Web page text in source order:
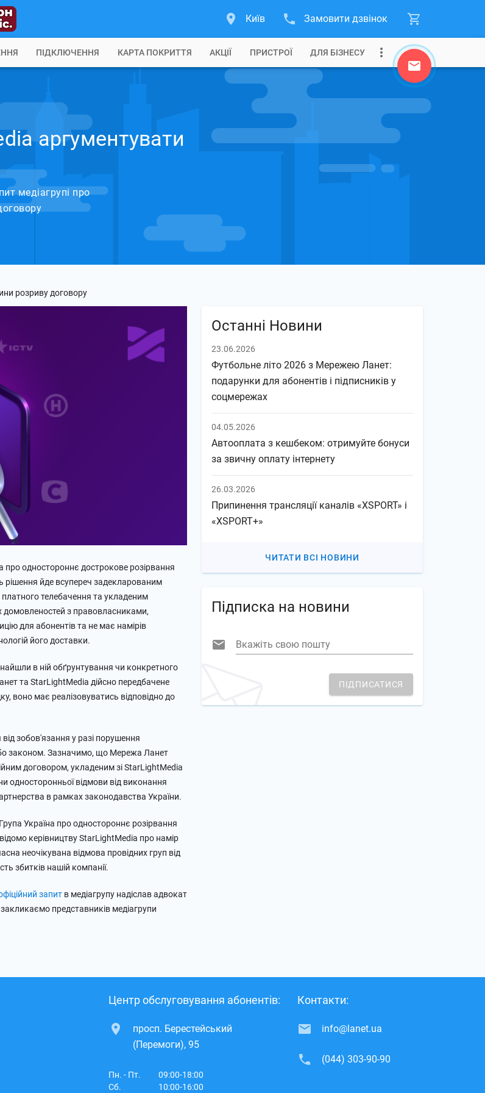
Київ Замовити дзвінок
ПІДКЛЮЧЕННЯ КАРТА ПОКРИТТЯ АКЦІЇ ПРИСТРОЇ ДЛЯ БІЗНЕСУ
аргументувати
медіагрупі про
розриву договору
одностороннє дострокове розірвання
рішення йде всупереч задекларованим
телебачення та укладеним
домовленостей з правовласниками,
для абонентів та не має намірів
його доставки.
в ній обґрунтування чи конкретного
та StarLightMedia дійсно передбачене
воно має реалізовуватись відповідно до
зобов'язання у разі порушення
законом. Зазначимо, що Мережа Ланет
договором, укладеним зі StarLightMedia
односторонньої відмови від виконання
в рамках законодавства України.
Україна про одностороннє розірвання
керівництву StarLightMedia про намір
неочікувана відмова провідних груп від
збитків нашій компанії.
запит в медіагрупу надіслав адвокат
представників медіагрупи
Останні Новини
23.06.2026
Футбольне літо 2026 з Мережею Ланет:
подарунки для абонентів і підписників у
соцмережах
04.05.2026
Автооплата з кешбеком: отримуйте бонуси
за звичну оплату інтернету
26.03.2026
Припинення трансляції каналів «XSPORT» і
«XSPORT+»
ЧИТАТИ ВСІ НОВИНИ
Підписка на новини
Вкажіть свою пошту
ПІДПИСАТИСЯ
Центр обслуговування абонентів:
просп. Берестейський
(Перемоги), 95
Пн. - Пт.
09:00-18:00
Сб.
10:00-16:00
Контакти:
info@lanet.ua
(044) 303-90-90